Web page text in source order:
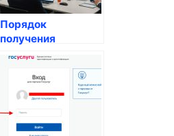
Порядок
получения
медицинских
лицензий через
портал